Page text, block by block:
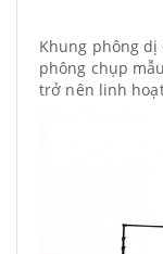
Khung phông dị
phông chụp
trở nên linh